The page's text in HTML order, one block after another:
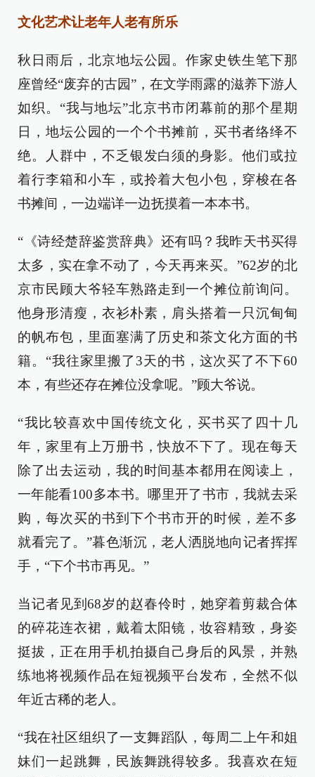
文化艺术让老年人老有所乐
秋日雨后，北京地坛公园。作家史铁生笔下那
座曾经“废弃的古园”，在文学雨露的滋养下游人
如织。“我与地坛”北京书市闭幕前的那个星期
日，地坛公园的一个个书摊前，买书者络绎不
绝。人群中，不乏银发白须的身影。他们或拉
着行李箱和小车，或拎着大包小包，穿梭在各
书摊间，一边端详一边抚摸着一本本书。
“《诗经楚辞鉴赏辞典》还有吗？我昨天书买得
太多，实在拿不动了，今天再来买。”62岁的北
京市民顾大爷轻车熟路走到一个摊位前询问。
他身形清瘦，衣衫朴素，肩头搭着一只沉甸甸
的帆布包，里面塞满了历史和茶文化方面的书
籍。“我往家里搬了3天的书，这次买了不下60
本，有些还存在摊位没拿呢。”顾大爷说。
“我比较喜欢中国传统文化，买书买了四十几
年，家里有上万册书，快放不下了。现在每天
除了出去运动，我的时间基本都用在阅读上，
一年能看100多本书。哪里开了书市，我就去采
购，每次买的书到下个书市开的时候，差不多
就看完了。”暮色渐沉，老人洒脱地向记者挥挥
手，“下个书市再见。”
当记者见到68岁的赵春伶时，她穿着剪裁合体
的碎花连衣裙，戴着太阳镜，妆容精致，身姿
挺拔，正在用手机拍摄自己身后的风景，并熟
练地将视频作品在短视频平台发布，全然不似
年近古稀的老人。
“我在社区组织了一支舞蹈队，每周二上午和姐
妹们一起跳舞，民族舞跳得较多。我喜欢在短